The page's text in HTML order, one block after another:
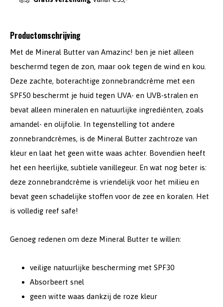
Productomschrijving
Met de Mineral Butter van Amazinc! ben je niet alleen
beschermd tegen de zon, maar ook tegen de wind en kou.
Deze zachte, boterachtige zonnebrandcrème met een
SPF50 beschermt je huid tegen UVA- en UVB-stralen en
bevat alleen mineralen en natuurlijke ingrediënten, zoals
amandel- en olijfolie. In tegenstelling tot andere
zonnebrandcrèmes, is de Mineral Butter zachtroze van
kleur en laat het geen witte waas achter. Bovendien heeft
het een heerlijke, subtiele vanillegeur. En wat nog beter is:
deze zonnebrandcrème is vriendelijk voor het milieu en
bevat geen schadelijke stoffen voor de zee en koralen. Het
is volledig reef safe!
Genoeg redenen om deze Mineral Butter te willen:
veilige natuurlijke bescherming met SPF30
Absorbeert snel
geen witte waas dankzij de roze kleur